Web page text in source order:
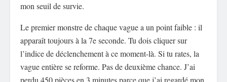
mon seuil de survie.
Le premier monstre de chaque vague a un point faible : il
apparaît toujours à la 7e seconde. Tu dois cliquer sur
l’indice de déclenchement à ce moment-là. Si tu rates, la
vague entière se reforme. Pas de deuxième chance. J’ai